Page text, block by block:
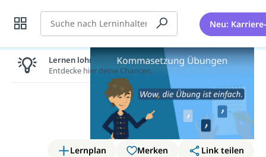
Suche Neu:
Lernplan Merken
Link teilen
Lernen lohnt sich!
Entdecke hier deine Chancen.